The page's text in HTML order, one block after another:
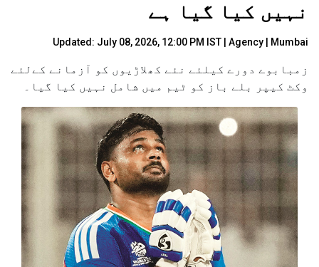
نہیں کیا گیا ہے
Updated: July 08, 2026, 12:00 PM IST | Agency | Mumbai
زمبابوے دورے کیلئے نئے کھلاڑیوں کو آزمانے کےلئے
وکٹ کیپر بلے باز کو ٹیم میں شامل نہیں کیا گیا۔